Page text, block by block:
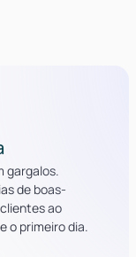
gargalos.
de boas-
ao
o primeiro dia.